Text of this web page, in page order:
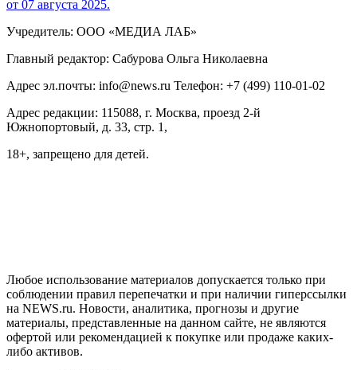
от 07 августа 2025.
Учредитель: ООО «МЕДИА ЛАБ»
Главный редактор: Сабурова Ольга Николаевна
Адрес эл.почты: info@news.ru Телефон: +7 (499) 110-01-02
Адрес редакции: 115088, г. Москва, проезд 2-й
Южнопортовый, д. 33, стр. 1,
18+, запрещено для детей.
Любое использование материалов допускается только при
соблюдении правил перепечатки и при наличии гиперссылки
на NEWS.ru. Новости, аналитика, прогнозы и другие
материалы, представленные на данном сайте, не являются
офертой или рекомендацией к покупке или продаже каких-
либо активов.